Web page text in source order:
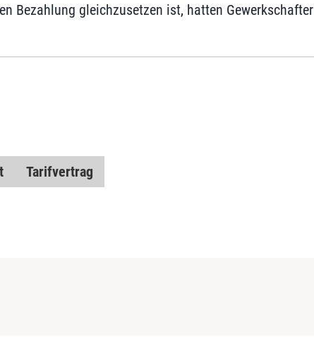
Bezahlung gleichzusetzen ist, hatten Gewerkschafter
Tarifvertrag